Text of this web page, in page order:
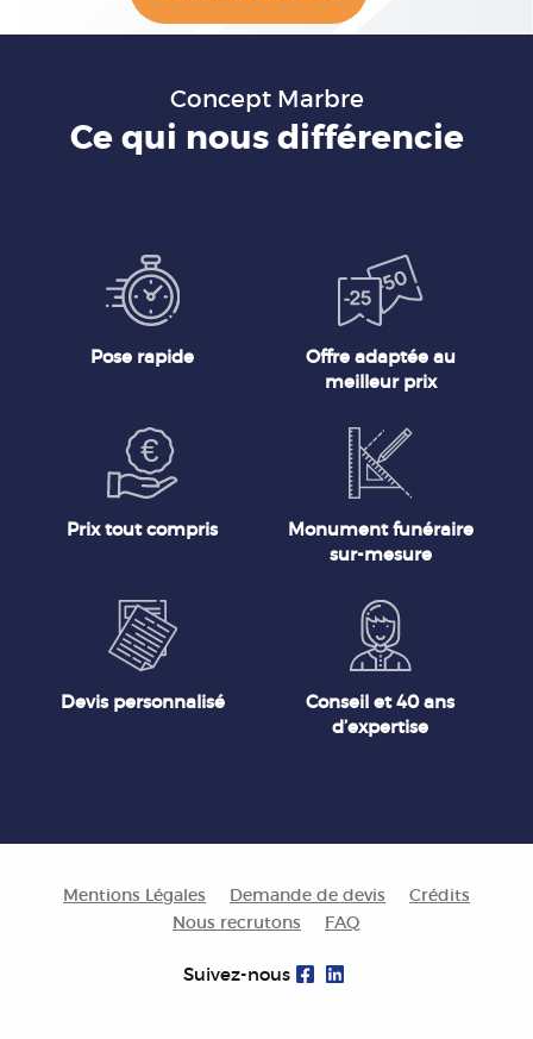
Concept Marbre
Ce qui nous différencie
Pose rapide
Offre adaptée au
meilleur prix
Prix tout compris
Monument funéraire
sur-mesure
Devis personnalisé
Conseil et 40 ans
d’expertise
Mentions Légales Demande de devis
Crédits
Nous recrutons
FAQ
Suivez-nous